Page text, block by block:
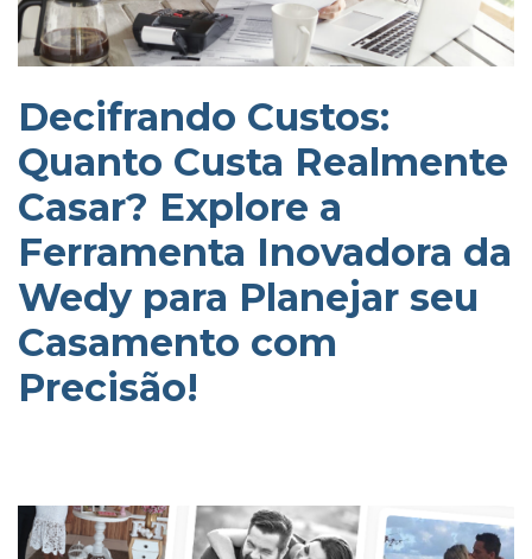
Decifrando Custos:
Quanto Custa Realmente
Casar? Explore a
Ferramenta Inovadora da
Wedy para Planejar seu
Casamento com
Precisão!